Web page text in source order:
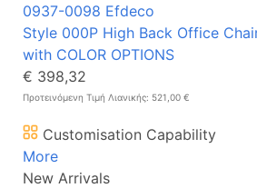
Style 000P High Back Office
with COLOR OPTIONS
€ 398,32
Προτεινόμενη Τιμή Λιανικής: 521,00 €
Customisation Capability
More
New Arrivals